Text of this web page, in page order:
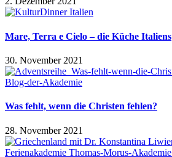
Mare, Terra e Cielo – die Küche Italiens
30. November 2021
Was fehlt, wenn die Christen fehlen?
28. November 2021